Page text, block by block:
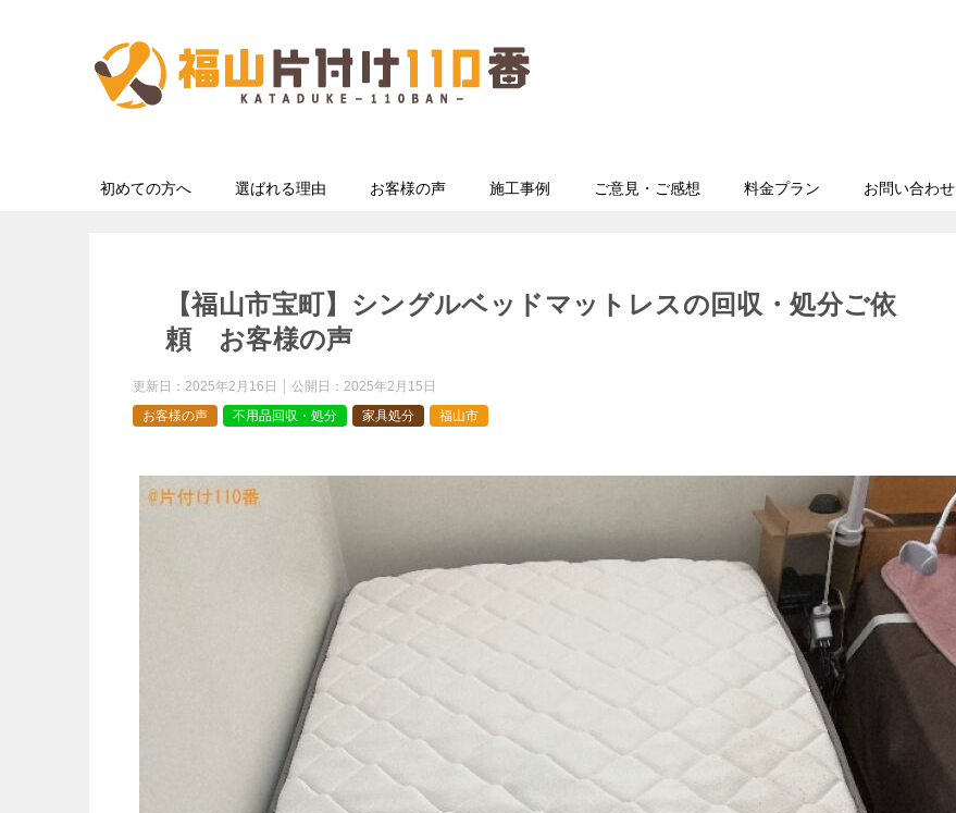
初めての方へ 選ばれる理由 お客様の声 施工事例 ご意見・ご感想 料金プラン お問い合わせ
【福山市宝町】シングルベッドマットレスの回収・処分ご依
頼 お客様の声
更新日： 2025年2月16日 公開日： 2025年2月15日
お客様の声
不用品回収・処分 家具処分 福山市